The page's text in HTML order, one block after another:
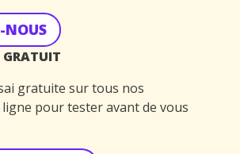
NOUS
GRATUIT
gratuite sur tous nos
pour tester avant de vous